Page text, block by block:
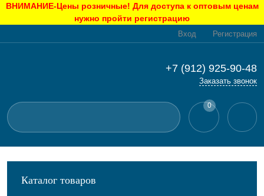
ВНИМАНИЕ-Цены розничные! Для доступа к оптовым ценам
нужно пройти регистрацию
Вход Регистрация
+7 (912) 925-90-48
Заказать звонок
0
Каталог товаров